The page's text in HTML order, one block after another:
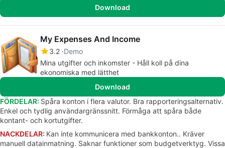
Download
My Expenses And Income
3.2 Demo
Mina utgifter och inkomster - Håll koll på dina
ekonomiska med lätthet
Download
FÖRDELAR: Spåra konton i flera valutor. Bra rapporteringsalternativ.
Enkel och tydlig användargränssnitt. Förmåga att spåra både
kontant- och kortutgifter.
NACKDELAR: Kan inte kommunicera med bankkonton.. Kräver
manuell datainmatning. Saknar funktioner som budgetverktyg. Vissa